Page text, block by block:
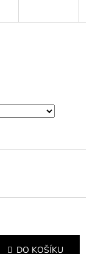
DO KOŠÍKU